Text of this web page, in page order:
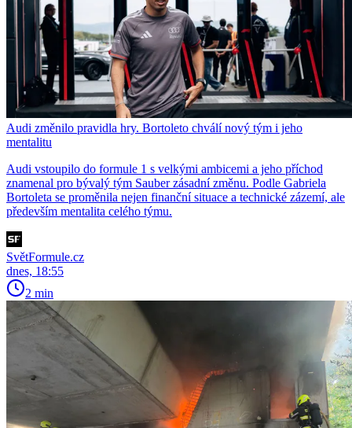
Audi změnilo pravidla hry. Bortoleto chválí nový tým i jeho
mentalitu
Audi vstoupilo do formule 1 s velkými ambicemi a jeho příchod
znamenal pro bývalý tým Sauber zásadní změnu. Podle Gabriela
Bortoleta se proměnila nejen finanční situace a technické zázemí, ale
především mentalita celého týmu.
SvětFormule.cz
dnes, 18:55
2 min